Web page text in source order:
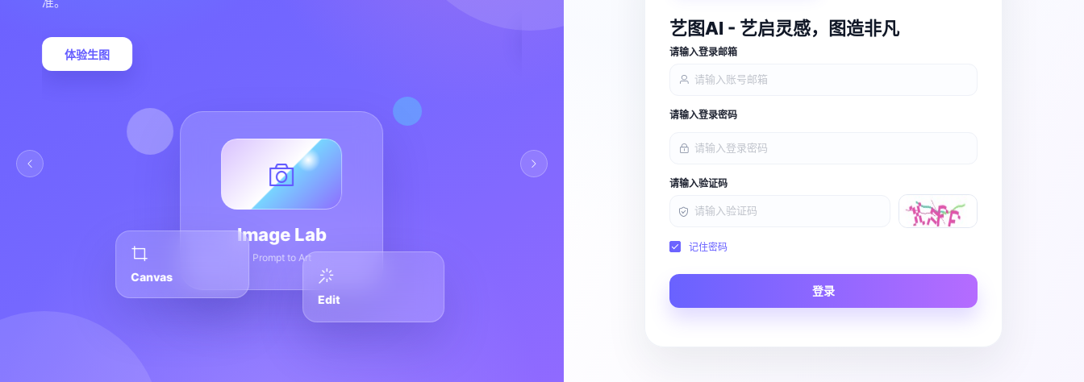
体验生图
Image Lab
Prompt to Art
Edit
Canvas
Scene
艺图AI - 艺启灵感，图造非凡
请输入登录邮箱
请输入登录密码
请输入验证码
记住密码
登录